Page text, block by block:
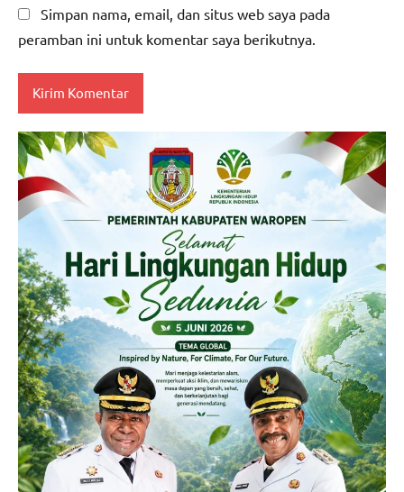
Simpan nama, email, dan situs web saya pada
peramban ini untuk komentar saya berikutnya.